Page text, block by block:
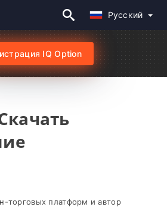
Русский
IQ Option
торговых платформ и автор